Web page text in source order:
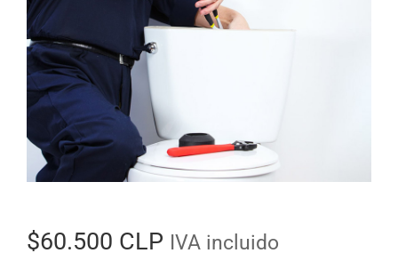
$60.500 CLP IVA incluido